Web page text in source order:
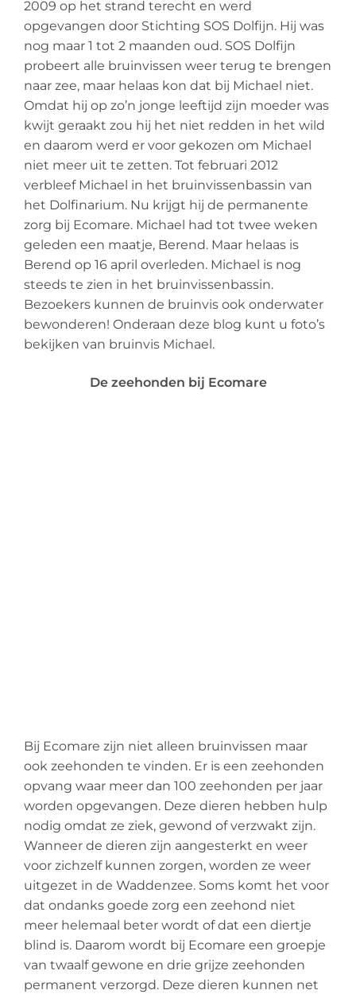
2009 op het strand terecht en werd
opgevangen door Stichting SOS Dolfijn. Hij was
nog maar 1 tot 2 maanden oud. SOS Dolfijn
probeert alle bruinvissen weer terug te brengen
naar zee, maar helaas kon dat bij Michael niet.
Omdat hij op zo’n jonge leeftijd zijn moeder was
kwijt geraakt zou hij het niet redden in het wild
en daarom werd er voor gekozen om Michael
niet meer uit te zetten. Tot februari 2012
verbleef Michael in het bruinvissenbassin van
het Dolfinarium. Nu krijgt hij de permanente
zorg bij Ecomare. Michael had tot twee weken
geleden een maatje, Berend. Maar helaas is
Berend op 16 april overleden. Michael is nog
steeds te zien in het bruinvissenbassin.
Bezoekers kunnen de bruinvis ook onderwater
bewonderen! Onderaan deze blog kunt u foto’s
bekijken van bruinvis Michael.
De zeehonden bij Ecomare
Bij Ecomare zijn niet alleen bruinvissen maar
ook zeehonden te vinden. Er is een zeehonden
opvang waar meer dan 100 zeehonden per jaar
worden opgevangen. Deze dieren hebben hulp
nodig omdat ze ziek, gewond of verzwakt zijn.
Wanneer de dieren zijn aangesterkt en weer
voor zichzelf kunnen zorgen, worden ze weer
uitgezet in de Waddenzee. Soms komt het voor
dat ondanks goede zorg een zeehond niet
meer helemaal beter wordt of dat een diertje
blind is. Daarom wordt bij Ecomare een groepje
van twaalf gewone en drie grijze zeehonden
permanent verzorgd. Deze dieren kunnen net